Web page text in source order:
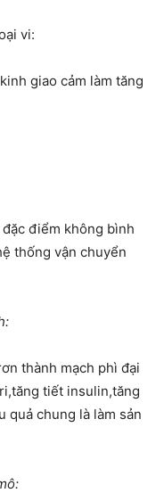
vi:
giao cảm làm tăng
điểm không bình
thống vận chuyển
thành mạch phì đại
tiết insulin,tăng
quả chung là làm sản